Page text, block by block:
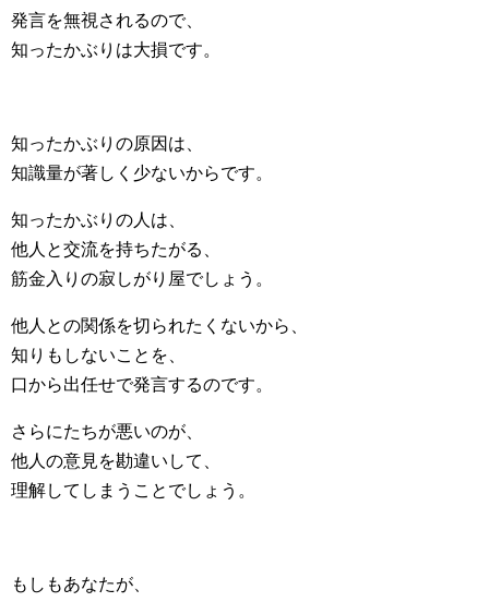
発言を無視されるので、
知ったかぶりは大損です。
知ったかぶりの原因は、
知識量が著しく少ないからです。
知ったかぶりの人は、
他人と交流を持ちたがる、
筋金入りの寂しがり屋でしょう。
他人との関係を切られたくないから、
知りもしないことを、
口から出任せで発言するのです。
さらにたちが悪いのが、
他人の意見を勘違いして、
理解してしまうことでしょう。
もしもあなたが、